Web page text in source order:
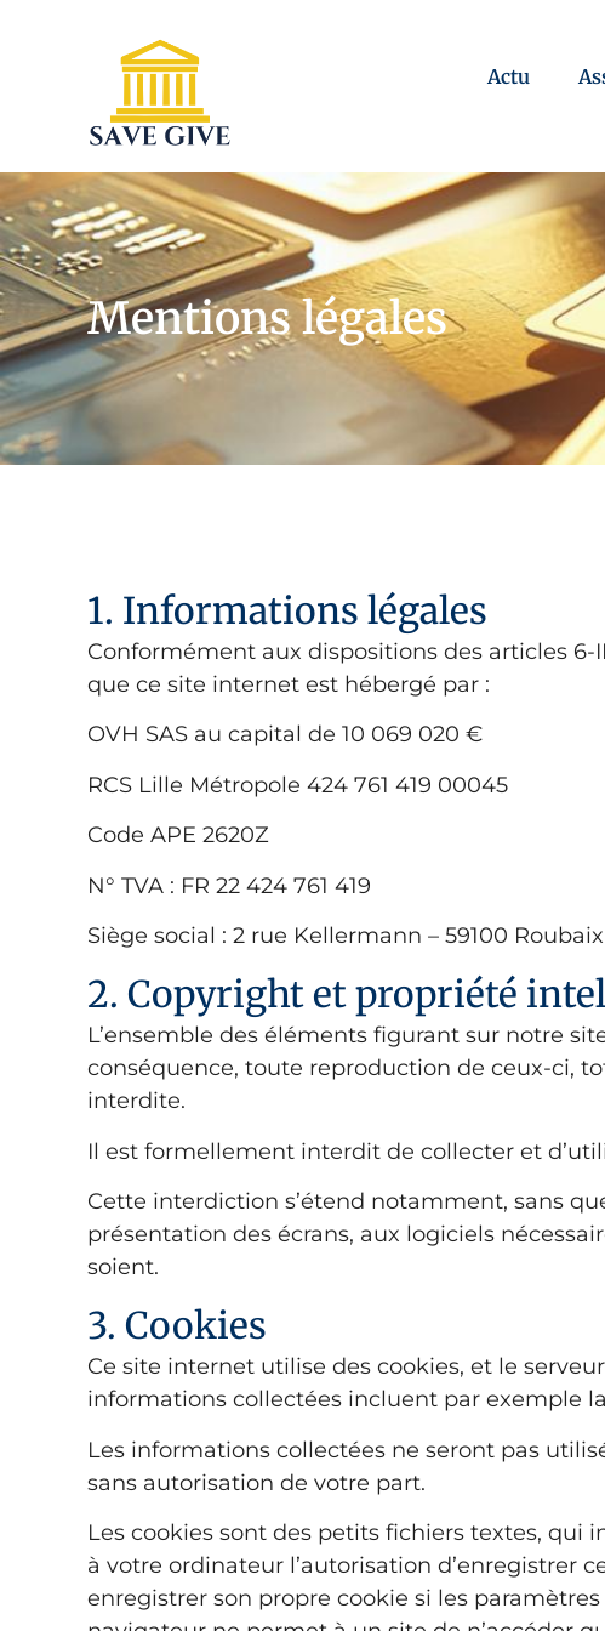
Actu
Mentions légales
1. Informations légales
Conformément aux dispositions des articles
que ce site internet est hébergé par :
OVH SAS au capital de 10 069 020 €
RCS Lille Métropole 424 761 419 00045
Code APE 2620Z
N° TVA : FR 22 424 761 419
Siège social : 2 rue Kellermann – 59100
2. Copyright et propriété
L’ensemble des éléments figurant sur notre
conséquence, toute reproduction de ceux-ci,
interdite.
Il est formellement interdit de collecter et
Cette interdiction s’étend notamment, sans
présentation des écrans, aux logiciels
soient.
3. Cookies
Ce site internet utilise des cookies, et le
informations collectées incluent par exemple
Les informations collectées ne seront pas
sans autorisation de votre part.
Les cookies sont des petits fichiers textes,
à votre ordinateur l’autorisation d’enregistrer
enregistrer son propre cookie si les